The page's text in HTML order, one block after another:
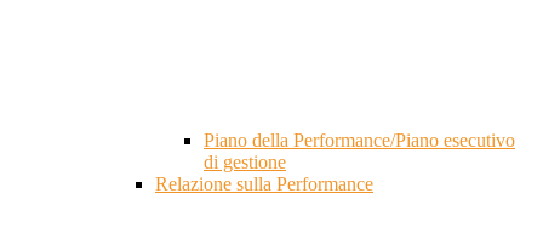
Piano della Performance/Piano esecutivo
di gestione
Relazione sulla Performance